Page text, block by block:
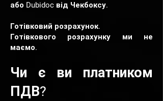
або Dubidoc від Чекбоксу.
Готівковий розрахунок.
Готівкового розрахунку ми не
маємо.
Чи є ви платником
ПДВ?